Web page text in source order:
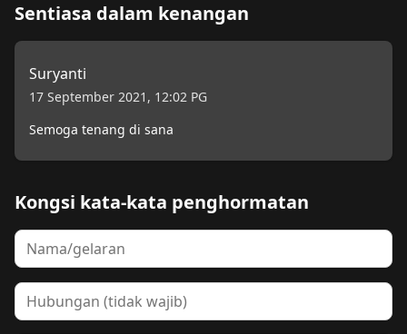
Sentiasa dalam kenangan
Suryanti
17 September 2021, 12:02 PG
Semoga tenang di sana
Kongsi kata-kata penghormatan
Nama
Hubungan